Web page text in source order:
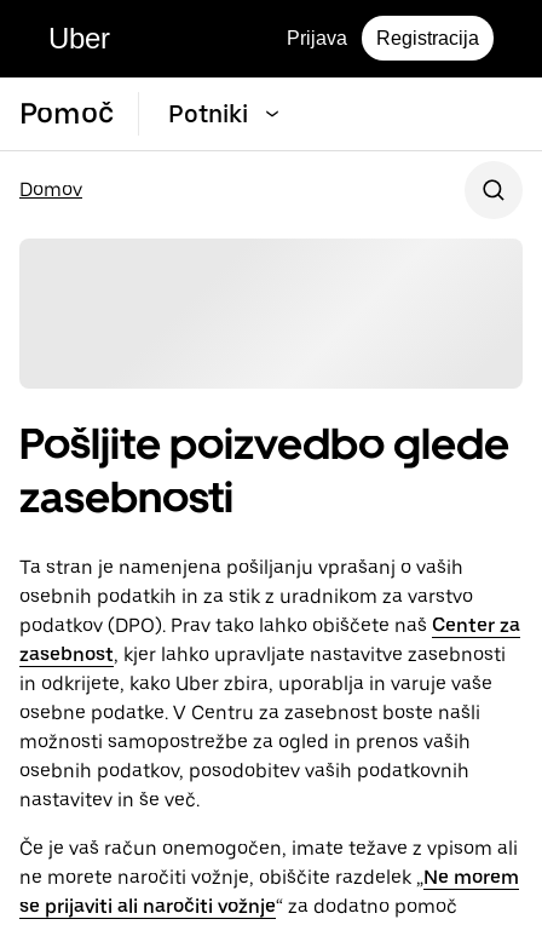
Uber Prijava Registracija
Pomoč Potniki
Domov
Pošljite poizvedbo glede
zasebnosti
Ta stran je namenjena pošiljanju vprašanj o vaših
osebnih ‌podatkih in za stik z uradnikom za varstvo
podatkov (​​DPO). Prav tako lahko obiščete naš Center za
zasebnost, kjer lahko upravljate nastavitve zasebnosti
in odkrijete, kako Uber zbira, uporablja in varuje vaše
osebne podatke. V Centru za zasebnost boste našli
možnosti samopostrežbe za ogled in prenos vaših
osebnih podatkov, posodobitev vaših podatkovnih
nastavitev in še več.
Če je vaš račun onemogočen, imate težave z vpisom ali
ne morete naročiti vožnje, obiščite razdelek „Ne morem
se prijaviti ali naročiti vožnje“ za dodatno pomoč